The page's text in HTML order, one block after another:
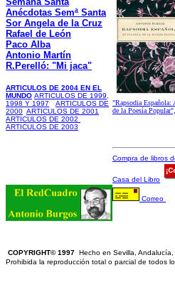
Anécdotas Semª Santa
Sor Angela de la Cruz
Rafael de León
Paco Alba
Antonio Martín
R.Perelló: "Mi jaca"
ARTICULOS DE 2004 EN EL
MUNDO ARTICULOS DE 1999,
1998 Y 1997
ARTICULOS DE
2000 ARTICULOS DE 2001
ARTICULOS DE 2002
ARTICULOS DE 2003
"Rapsodia Española:
de la Poesía Popular",
Compra de libros
Casa del Libro
Correo
COPYRIGHT©1997 Hecho en Sevilla, Andalucía,
Prohibida la reproducción total o parcial de todos